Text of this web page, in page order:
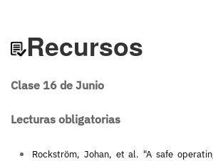
Recursos
Clase 16 de Junio
Lecturas obligatorias
Rockström, Johan, et al. "A safe